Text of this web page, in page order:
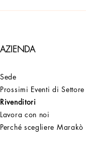
AZIENDA
Sede
Prossimi Eventi di Settore
Rivenditori
Lavora con noi
Perché scegliere Marakò